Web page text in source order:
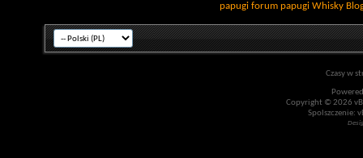
papugi forum papugi Whisky
Czasy w
Copyright © 2026
Spolszczenie: